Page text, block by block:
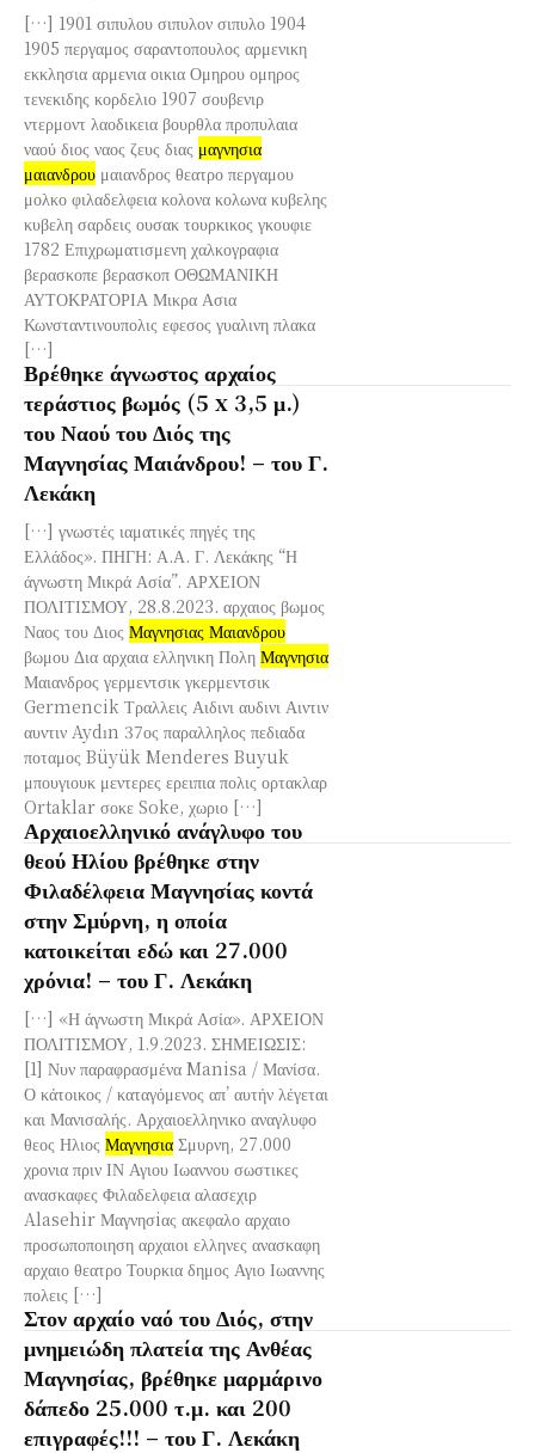
[…] 1901 σιπυλου σιπυλον σιπυλο 1904
1905 περγαμος σαραντοπουλος αρμενικη
εκκλησια αρμενια οικια Ομηρου ομηρος
τενεκιδης κορδελιο 1907 σουβενιρ
ντερμοντ λαοδικεια βουρθλα προπυλαια
ναού διος ναος ζευς διας μαγνησια
μαιανδρου μαιανδρος θεατρο περγαμου
μολκο φιλαδελφεια κολονα κολωνα κυβελης
κυβελη σαρδεις ουσακ τουρκικος γκουφιε
1782 Επιχρωματισμενη χαλκογραφια
βερασκοπε βερασκοπ ΟΘΩΜΑΝΙΚΗ
ΑΥΤΟΚΡΑΤΟΡΙΑ Μικρα Ασια
Κωνσταντινουπολις εφεσος γυαλινη πλακα
[…]
Βρέθηκε άγνωστος αρχαίος
τεράστιος βωμός (5 x 3,5 μ.)
του Ναού του Διός της
Μαγνησίας Μαιάνδρου! – του Γ.
Λεκάκη
[…] γνωστές ιαματικές πηγές της
Ελλάδος». ΠΗΓΗ: Α.Α. Γ. Λεκάκης “Η
άγνωστη Μικρά Ασία”. ΑΡΧΕΙΟΝ
ΠΟΛΙΤΙΣΜΟΥ, 28.8.2023. αρχαιος βωμος
Ναος του Διος Μαγνησιας Μαιανδρου
βωμου Δια αρχαια ελληνικη Πολη Μαγνησια
Μαιανδρος γερμεντσικ γκερμεντσικ
Germencik Τραλλεις Αιδινι αυδινι Αιντιν
αυντιν Aydın 37ος παραλληλος πεδιαδα
ποταμος Büyük Menderes Buyuk
μπουγιουκ μεντερες ερειπια πολις ορτακλαρ
Ortaklar σοκε Soke, χωριο […]
Αρχαιοελληνικό ανάγλυφο του
θεού Ηλίου βρέθηκε στην
Φιλαδέλφεια Μαγνησίας κοντά
στην Σμύρνη, η οποία
κατοικείται εδώ και 27.000
χρόνια! – του Γ. Λεκάκη
[…] «Η άγνωστη Μικρά Ασία». ΑΡΧΕΙΟΝ
ΠΟΛΙΤΙΣΜΟΥ, 1.9.2023. ΣΗΜΕΙΩΣΙΣ:
[1] Νυν παραφρασμένα Manisa / Μανίσα.
Ο κάτοικος / καταγόμενος απ’ αυτήν λέγεται
και Μανισαλής. Αρχαιοελληνικο αναγλυφο
θεος Ηλιος Μαγνησια Σμυρνη, 27.000
χρονια πριν ΙΝ Αγιου Ιωαννου σωστικες
ανασκαφες Φιλαδελφεια αλασεχιρ
Alasehir Μαγνησiας ακεφαλο αρχαιο
προσωποποιηση αρχαιοι ελληνες ανασκαφη
αρχαιο θεατρο Τουρκια δημος Αγιο Ιωαννης
πολεις […]
Στον αρχαίο ναό του Διός, στην
μνημειώδη πλατεία της Ανθέας
Μαγνησίας, βρέθηκε μαρμάρινο
δάπεδο 25.000 τ.μ. και 200
επιγραφές!!! – του Γ. Λεκάκη